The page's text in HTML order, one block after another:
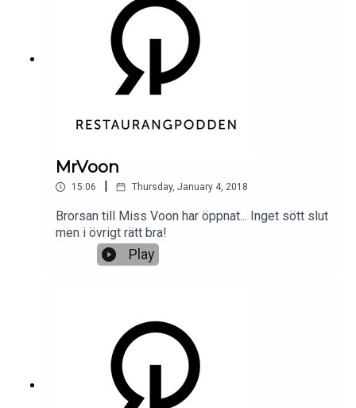
MrVoon
15:06 Thursday, January 4, 2018
Brorsan till Miss Voon har öppnat... Inget sött slut
men i övrigt rätt bra!
Play